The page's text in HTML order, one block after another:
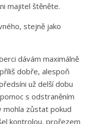
majitel štěněte.
stejně jako
dávám maximálně
dobře, alespoň
už delší dobu
s odstraněním
mohla zůstat pokud
kontrolou, prořezem